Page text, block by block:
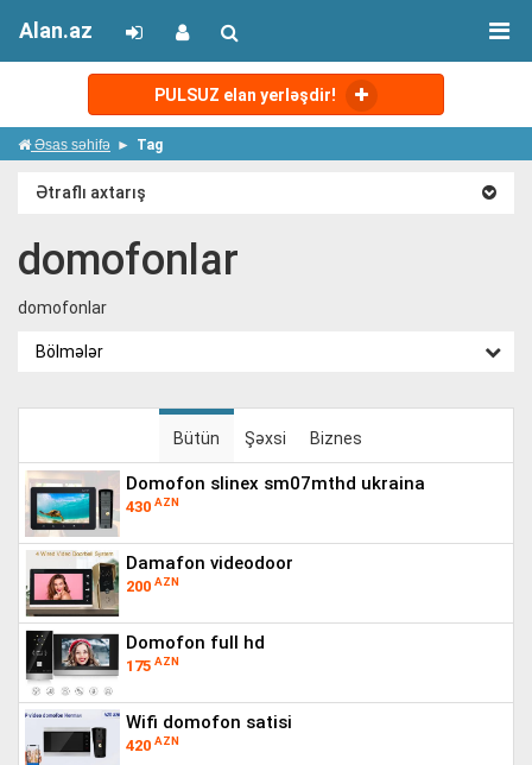
PULSUZ elan yerləşdir!
Alan.az
Əsas səhifə Tag
Ətraflı axtarış
domofonlar
domofonlar
Bölmələr
Bütün Şəxsi Biznes
domofon slinex sm07mthd ukraina
430 AZN
damafon videodoor
200 AZN
domofon full hd
175 AZN
wifi domofon satisi
420 AZN